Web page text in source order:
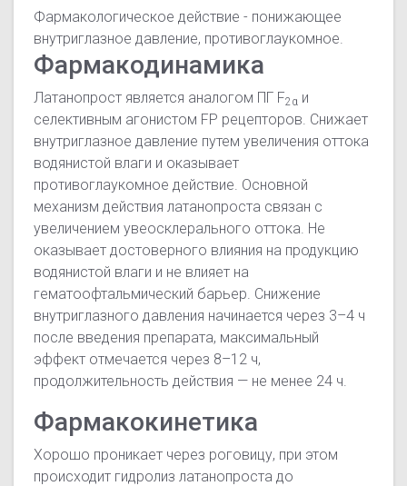
Фармакологическое действие - понижающее
внутриглазное давление, противоглаукомное.
Фармакодинамика
Латанопрост является аналогом ПГ F2α и
селективным агонистом FP рецепторов. Снижает
внутриглазное давление путем увеличения оттока
водянистой влаги и оказывает
противоглаукомное действие. Основной
механизм действия латанопроста связан с
увеличением увеосклерального оттока. Не
оказывает достоверного влияния на продукцию
водянистой влаги и не влияет на
гематоофтальмический барьер. Снижение
внутриглазного давления начинается через 3–4 ч
после введения препарата, максимальный
эффект отмечается через 8–12 ч,
продолжительность действия — не менее 24 ч.
Фармакокинетика
Хорошо проникает через роговицу, при этом
происходит гидролиз латанопроста до